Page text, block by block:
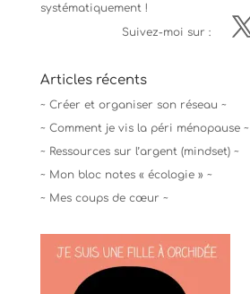
systématiquement !
Suivez-moi sur :
Articles récents
~ Créer et organiser son réseau ~
~ Comment je vis la péri ménopause ~
~ Ressources sur l’argent (mindset) ~
~ Mon bloc notes « écologie » ~
~ Mes coups de cœur ~